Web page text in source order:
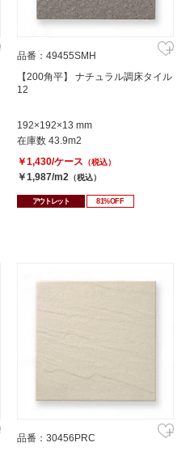
品番：49455SMH
【200角平】 ナチュラル調床タイル
12
192×192×13 mm
在庫数 43.9m2
￥1,430/ケース （税込）
￥1,987/m2 （税込）
アウトレット 81%OFF
品番：30456PRC